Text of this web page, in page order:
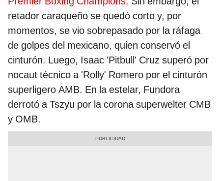
retador caraqueño se quedó corto y, por
momentos, se vio sobrepasado por la ráfaga
de golpes del mexicano, quien conservó el
cinturón. Luego, Isaac 'Pitbull' Cruz superó por
nocaut técnico a 'Rolly' Romero por el cinturón
superligero AMB. En la estelar, Fundora
derrotó a Tszyu por la corona superwelter CMB
y OMB.